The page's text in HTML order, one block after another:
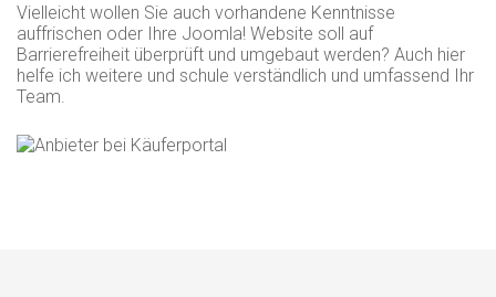
Vielleicht wollen Sie auch vorhandene Kenntnisse
auffrischen oder Ihre Joomla! Website soll auf
Barrierefreiheit überprüft und umgebaut werden? Auch hier
helfe ich weitere und schule verständlich und umfassend Ihr
Team.